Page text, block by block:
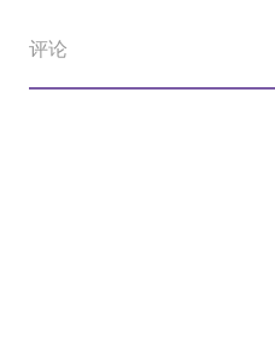
评论